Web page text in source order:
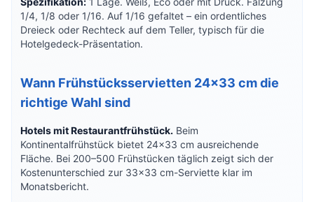
1/4, 1/8 oder 1/16. Auf 1/16 gefaltet – ein ordentliches
Dreieck oder Rechteck auf dem Teller, typisch für die
Hotelgedeck-Präsentation.
Wann Frühstücksservietten 24×33 cm die
richtige Wahl sind
Hotels mit Restaurantfrühstück. Beim
Kontinentalfrühstück bietet 24×33 cm ausreichende
Fläche. Bei 200–500 Frühstücken täglich zeigt sich der
Kostenunterschied zur 33×33 cm-Serviette klar im
Monatsbericht.